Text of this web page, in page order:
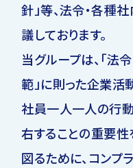
針」等、法令・各種
議しております。
当グループは、「法
範」に則った企業活
社員一人一人の行
右することの重要
図るために、コンプ